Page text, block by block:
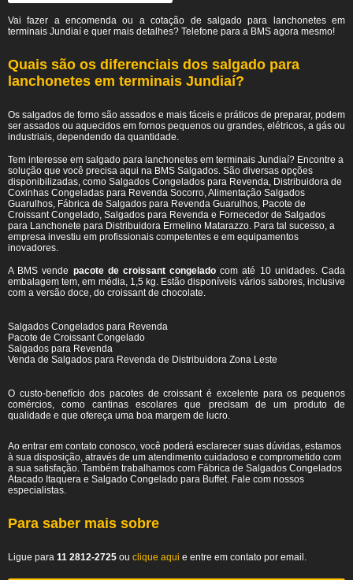
Vai fazer a encomenda ou a cotação de salgado para lanchonetes em
terminais Jundiaí e quer mais detalhes? Telefone para a BMS agora mesmo!
Quais são os diferenciais dos salgado para
lanchonetes em terminais Jundiaí?
Os salgados de forno são assados e mais fáceis e práticos de preparar, podem
ser assados ou aquecidos em fornos pequenos ou grandes, elétricos, a gás ou
industriais, dependendo da quantidade.
Tem interesse em salgado para lanchonetes em terminais Jundiaí? Encontre a
solução que você precisa aqui na BMS Salgados. São diversas opções
disponibilizadas, como Salgados Congelados para Revenda, Distribuidora de
Coxinhas Congeladas para Revenda Socorro, Alimentação Salgados
Guarulhos, Fábrica de Salgados para Revenda Guarulhos, Pacote de
Croissant Congelado, Salgados para Revenda e Fornecedor de Salgados
para Lanchonete para Distribuidora Ermelino Matarazzo. Para tal sucesso, a
empresa investiu em profissionais competentes e em equipamentos
inovadores.
A BMS vende pacote de croissant congelado com até 10 unidades. Cada
embalagem tem, em média, 1,5 kg. Estão disponíveis vários sabores, inclusive
com a versão doce, do croissant de chocolate.
Salgados Congelados para Revenda
Pacote de Croissant Congelado
Salgados para Revenda
Venda de Salgados para Revenda de Distribuidora Zona Leste
O custo-benefício dos pacotes de croissant é excelente para os pequenos
comércios, como cantinas escolares que precisam de um produto de
qualidade e que ofereça uma boa margem de lucro.
Ao entrar em contato conosco, você poderá esclarecer suas dúvidas, estamos
à sua disposição, através de um atendimento cuidadoso e comprometido com
a sua satisfação. Também trabalhamos com Fábrica de Salgados Congelados
Atacado Itaquera e Salgado Congelado para Buffet. Fale com nossos
especialistas.
Para saber mais sobre
Ligue para 11 2812-2725 ou clique aqui e entre em contato por email.